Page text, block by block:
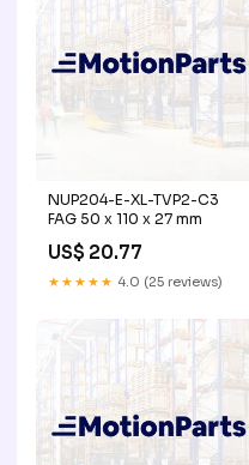
NUP204-E-XL-TVP2-C3
FAG 50 x 110 x 27 mm
US$ 20.77
★★★★★ 4.0 (25 reviews)